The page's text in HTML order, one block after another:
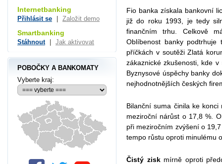
Fio banka získala bankovní
již do roku 1993, je tedy
finančním trhu. Celkově
Oblíbenost banky
příčkách v soutěži Zlatá
zákaznické zkušenosti, kde
Byznysové úspěchy banky
nejhodnotnějších českých
Bilanční suma činila ke
meziroční nárůst o 17,8 %.
při meziročním zvýšení o
tempo růstu oproti minulému
Čistý ziskmírně oproti
Internetbanking
Přihlásit se Založit demo
Smartbanking
Stáhnout Jak aktivovat
POBOČKY A BANKOMATY
Vyberte kraj: